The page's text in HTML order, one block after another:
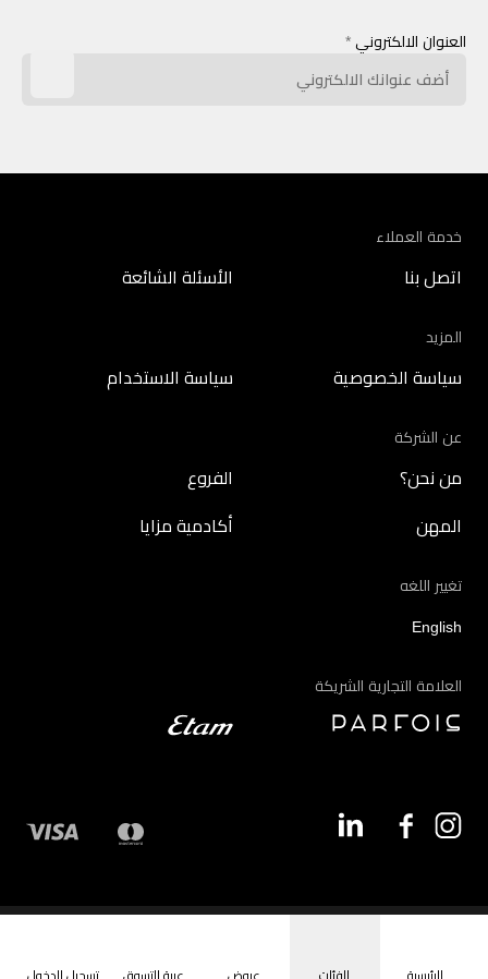
العنوان الالكتروني *
خدمة العملاء
اتصل بنا الأسئلة الشائعة
المزيد
سياسة الخصوصية سياسة الاستخدام
عن الشركة
من نحن؟ الفروع
المهن أكادمية مزايا
تغيير اللغه
English
العلامة التجارية الشريكة
الرئيسية الفئات عروض عربة التسوق تسجيل الدخول